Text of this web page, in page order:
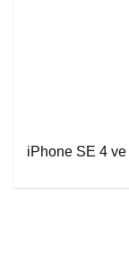
iPhone SE 4 ve